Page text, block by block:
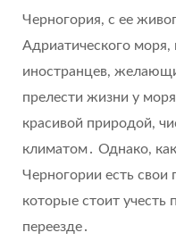
Черногория, с ее
Адриатического моря,
иностранцев,
прелести жизни у
красивой природой,
климатом․ Однако,
Черногории есть свои
которые стоит учесть
переезде․